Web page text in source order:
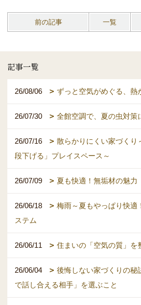
前の記事 一覧
記事一覧
26/08/06 ずっと空気がめぐる、熱
26/07/30 全館空調で、夏の虫対策
26/07/16
散らかりにくい家づくり
段下げる」プレイスペース～
26/07/09 夏も快適！無垢材の魅力
26/06/18
梅雨～夏もやっぱり快適
ステム
26/06/11 住まいの「空気の質」を
26/06/04
後悔しない家づくりの秘
で話し合える相手」を選ぶこと